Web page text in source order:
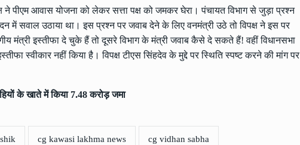
पीएम आवास योजना को लेकर सत्ता पक्ष को जमकर घेरा। पंचायत विभाग से जुड़ा प्रश्न
में सवाल उठाया था। इस प्रश्न पर जवाब देने के लिए वनमंत्री उठे तो विपक्ष ने इस पर
मंत्री इस्तीफा दे चुके हैं तो दूसरे विभाग के मंत्री जवाब कैसे दे सकते हैं! वहीं विधानसभा
स्वीकार नहीं किया है। विपक्ष टीएस सिंहदेव के मुद्दे पर स्थिति स्पष्ट करने की मांग पर
के खाते में किया 7.48 करोड़ जमा
cg kawasi lakhma news cg vidhan sabha